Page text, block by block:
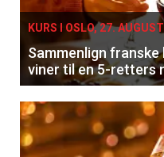
KURS I OSLO, 27. AUGUST
Sammenlign
viner til en 5-retters